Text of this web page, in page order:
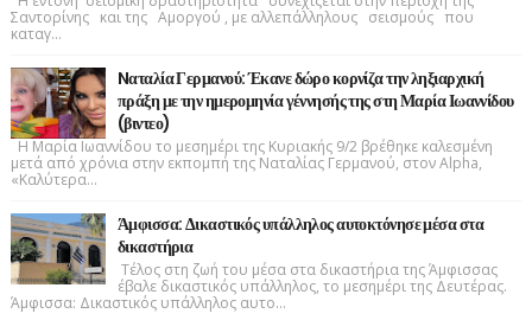
Σαντορίνης και της Αμοργού , με αλλεπάλληλους σεισμούς που
καταγ...
Nαταλία Γερμανού: Έκανε δώρο κορνίζα την ληξιαρχική
πράξη με την ημερομηνία γέννησής της στη Μαρία Ιωαννίδου
(βιντεο)
Η Μαρία Ιωαννίδου το μεσημέρι της Κυριακής 9/2 βρέθηκε καλεσμένη
μετά από χρόνια στην εκπομπή της Ναταλίας Γερμανού, στον Alpha,
«Καλύτερα...
Άμφισσα: Δικαστικός υπάλληλος αυτοκτόνησε μέσα στα
δικαστήρια
Τέλος στη ζωή του μέσα στα δικαστήρια της Άμφισσας
έβαλε δικαστικός υπάλληλος, το μεσημέρι της Δευτέρας.
Άμφισσα: Δικαστικός υπάλληλος αυτο...